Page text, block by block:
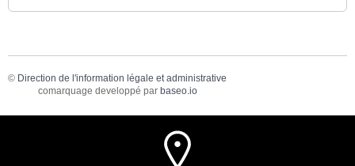
© Direction de l'information légale et administrative
comarquage developpé par baseo.io